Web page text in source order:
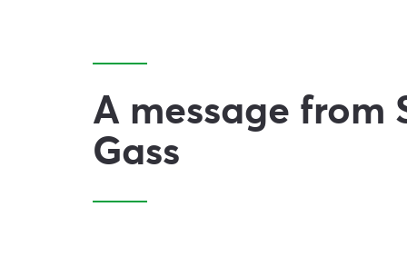
A message from
Gass